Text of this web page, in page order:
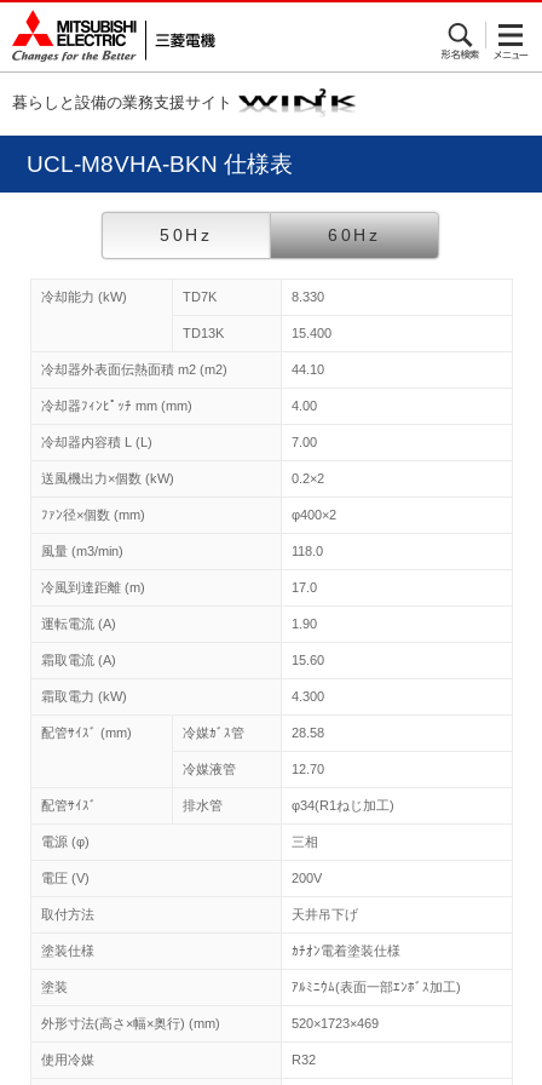
暮らしと設備の業務支援サイト
UCL-M8VHA-BKN 仕様表
50Hz 60Hz
冷却能力 (kW) TD7K 8.330
TD13K 15.400
冷却器外表面伝熱面積 m2 (m2) 44.10
冷却器ﾌｨﾝﾋﾟｯﾁ mm (mm) 4.00
冷却器内容積 L (L) 7.00
送風機出力×個数 (kW) 0.2×2
ﾌｧﾝ径×個数 (mm) φ400×2
風量 (m3/min) 118.0
冷風到達距離 (m) 17.0
運転電流 (A) 1.90
霜取電流 (A) 15.60
霜取電力 (kW) 4.300
配管ｻｲｽﾞ (mm) 冷媒ｶﾞｽ管 28.58
冷媒液管 12.70
配管ｻｲｽﾞ 排水管 φ34(R1ねじ加工)
電源 (φ) 三相
電圧 (V) 200V
取付方法 天井吊下げ
塗装仕様 ｶﾁｵﾝ電着塗装仕様
塗装 ｱﾙﾐﾆｳﾑ(表面一部ｴﾝﾎﾞｽ加工)
外形寸法(高さ×幅×奥行) (mm) 520×1723×469
使用冷媒 R32